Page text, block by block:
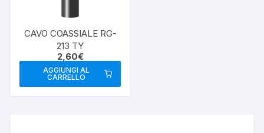
CAVO COASSIALE RG-
213 TY
2,60€
AGGIUNGI AL
CARRELLO